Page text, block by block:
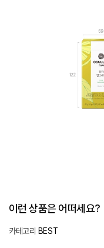
Contents
Base : 홍차
Tasting Notes : 시트러스, 베르가못
Brewing Instructions : 티백 1개를
이런 상품은 어떠세요?
카테고리 BEST